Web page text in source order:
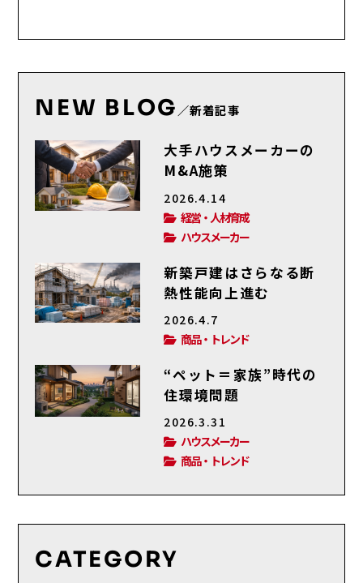
NEW BLOG／新着記事
大手ハウスメーカーの
M&A施策
2026.4.14
経営・人材育成
ハウスメーカー
新築戸建はさらなる断
熱性能向上進む
2026.4.7
商品・トレンド
“ペット＝家族”時代の
住環境問題
2026.3.31
ハウスメーカー
商品・トレンド
CATEGORY